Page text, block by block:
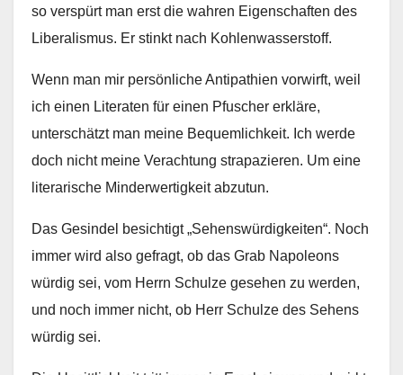
so verspürt man erst die wahren Eigenschaften des
Liberalismus. Er stinkt nach Kohlenwasserstoff.
Wenn man mir persönliche Antipathien vorwirft, weil
ich einen Literaten für einen Pfuscher erkläre,
unterschätzt man meine Bequemlichkeit. Ich werde
doch nicht meine Verachtung strapazieren. Um eine
literarische Minderwertigkeit abzutun.
Das Gesindel besichtigt „Sehenswürdigkeiten“. Noch
immer wird also gefragt, ob das Grab Napoleons
würdig sei, vom Herrn Schulze gesehen zu werden,
und noch immer nicht, ob Herr Schulze des Sehens
würdig sei.